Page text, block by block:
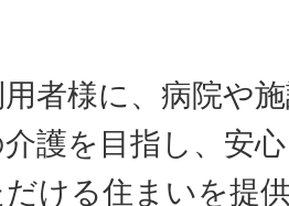
者様に、病院や
護を目指し、安
ける住まいを提